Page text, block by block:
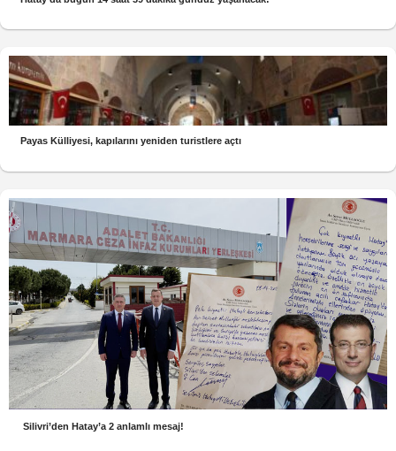
Payas Külliyesi, kapılarını yeniden turistlere açtı
Silivri’den Hatay’a 2 anlamlı mesaj!